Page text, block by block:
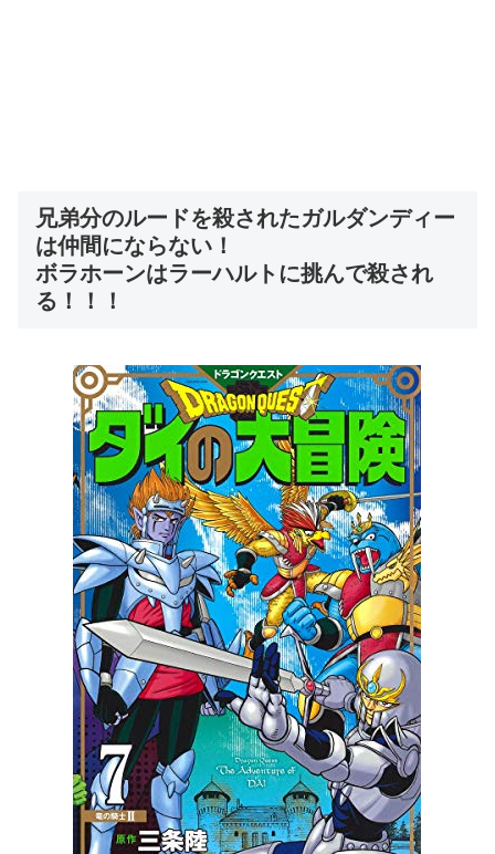
兄弟分のルードを殺されたガルダンディー
は仲間にならない！
ボラホーンはラーハルトに挑んで殺され
る！！！